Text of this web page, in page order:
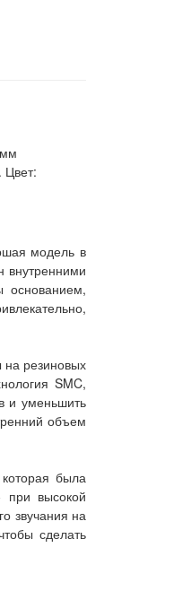
Цвет:
модель в
внутренними
основанием,
резиновых
SMC,
и уменьшить
объем
была
при высокой
звучания на
сделать